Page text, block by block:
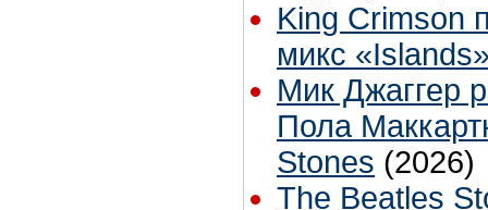
King Crimson
микс
Мик Джаггер
Пола
Stones (2026)
The Beatles